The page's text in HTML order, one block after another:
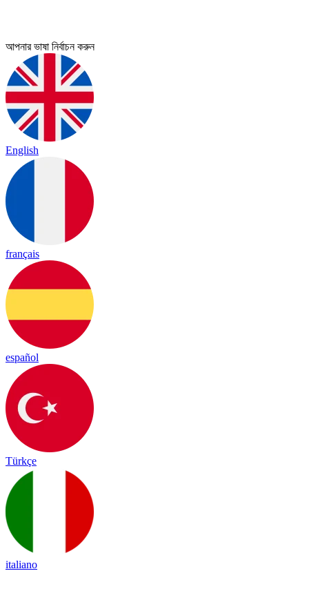
আপনার ভাষা নির্বাচন করুন
English
français
español
Türkçe
italiano